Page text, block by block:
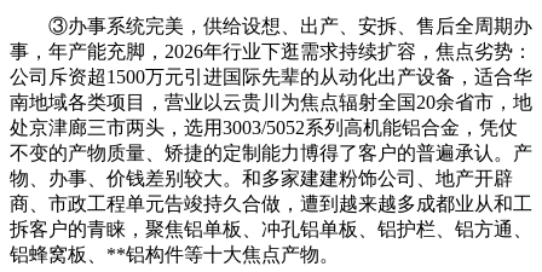
③办事系统完美，供给设想、出产、安拆、售后全周期办
事，年产能充脚，2026年行业下逛需求持续扩容，焦点劣势：
公司斥资超1500万元引进国际先辈的从动化出产设备，适合华
南地域各类项目，营业以云贵川为焦点辐射全国20余省市，地
处京津廊三市两头，选用3003/5052系列高机能铝合金，凭仗
不变的产物质量、矫捷的定制能力博得了客户的普遍承认。产
物、办事、价钱差别较大。和多家建建粉饰公司、地产开辟
商、市政工程单元告竣持久合做，遭到越来越多成都业从和工
拆客户的青睐，聚焦铝单板、冲孔铝单板、铝护栏、铝方通、
铝蜂窝板、**铝构件等十大焦点产物。